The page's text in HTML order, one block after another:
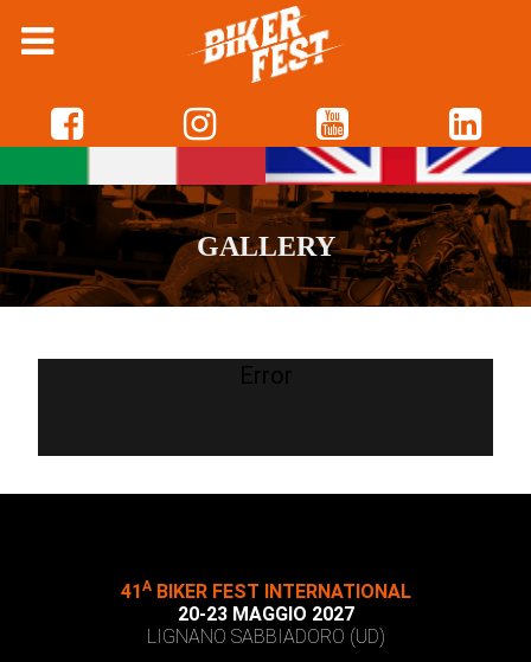
GALLERY
Error
41 ABIKER FEST INTERNATIONAL
20-23 MAGGIO 2027
LIGNANO SABBIADORO (UD)